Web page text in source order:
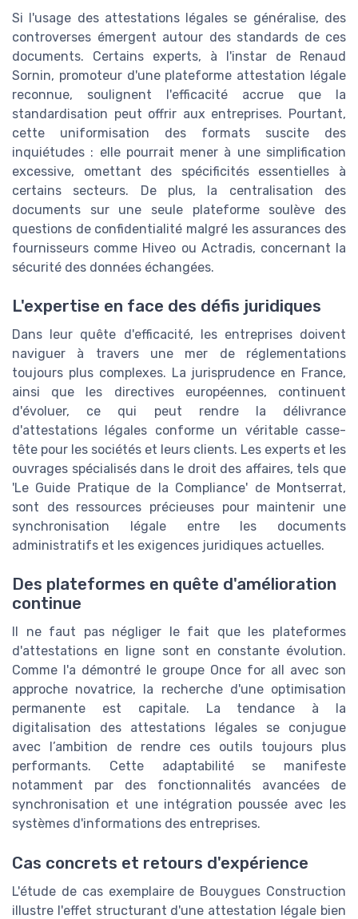
Si l'usage des attestations légales se généralise, des
controverses émergent autour des standards de ces
documents. Certains experts, à l'instar de Renaud
Sornin, promoteur d'une plateforme attestation légale
reconnue, soulignent l'efficacité accrue que la
standardisation peut offrir aux entreprises. Pourtant,
cette uniformisation des formats suscite des
inquiétudes : elle pourrait mener à une simplification
excessive, omettant des spécificités essentielles à
certains secteurs. De plus, la centralisation des
documents sur une seule plateforme soulève des
questions de confidentialité malgré les assurances des
fournisseurs comme Hiveo ou Actradis, concernant la
sécurité des données échangées.
L'expertise en face des défis juridiques
Dans leur quête d'efficacité, les entreprises doivent
naviguer à travers une mer de réglementations
toujours plus complexes. La jurisprudence en France,
ainsi que les directives européennes, continuent
d'évoluer, ce qui peut rendre la délivrance
d'attestations légales conforme un véritable casse-
tête pour les sociétés et leurs clients. Les experts et les
ouvrages spécialisés dans le droit des affaires, tels que
'Le Guide Pratique de la Compliance' de Montserrat,
sont des ressources précieuses pour maintenir une
synchronisation légale entre les documents
administratifs et les exigences juridiques actuelles.
Des plateformes en quête d'amélioration
continue
Il ne faut pas négliger le fait que les plateformes
d'attestations en ligne sont en constante évolution.
Comme l'a démontré le groupe Once for all avec son
approche novatrice, la recherche d'une optimisation
permanente est capitale. La tendance à la
digitalisation des attestations légales se conjugue
avec l’ambition de rendre ces outils toujours plus
performants. Cette adaptabilité se manifeste
notamment par des fonctionnalités avancées de
synchronisation et une intégration poussée avec les
systèmes d'informations des entreprises.
Cas concrets et retours d'expérience
L'étude de cas exemplaire de Bouygues Construction
illustre l'effet structurant d'une attestation légale bien